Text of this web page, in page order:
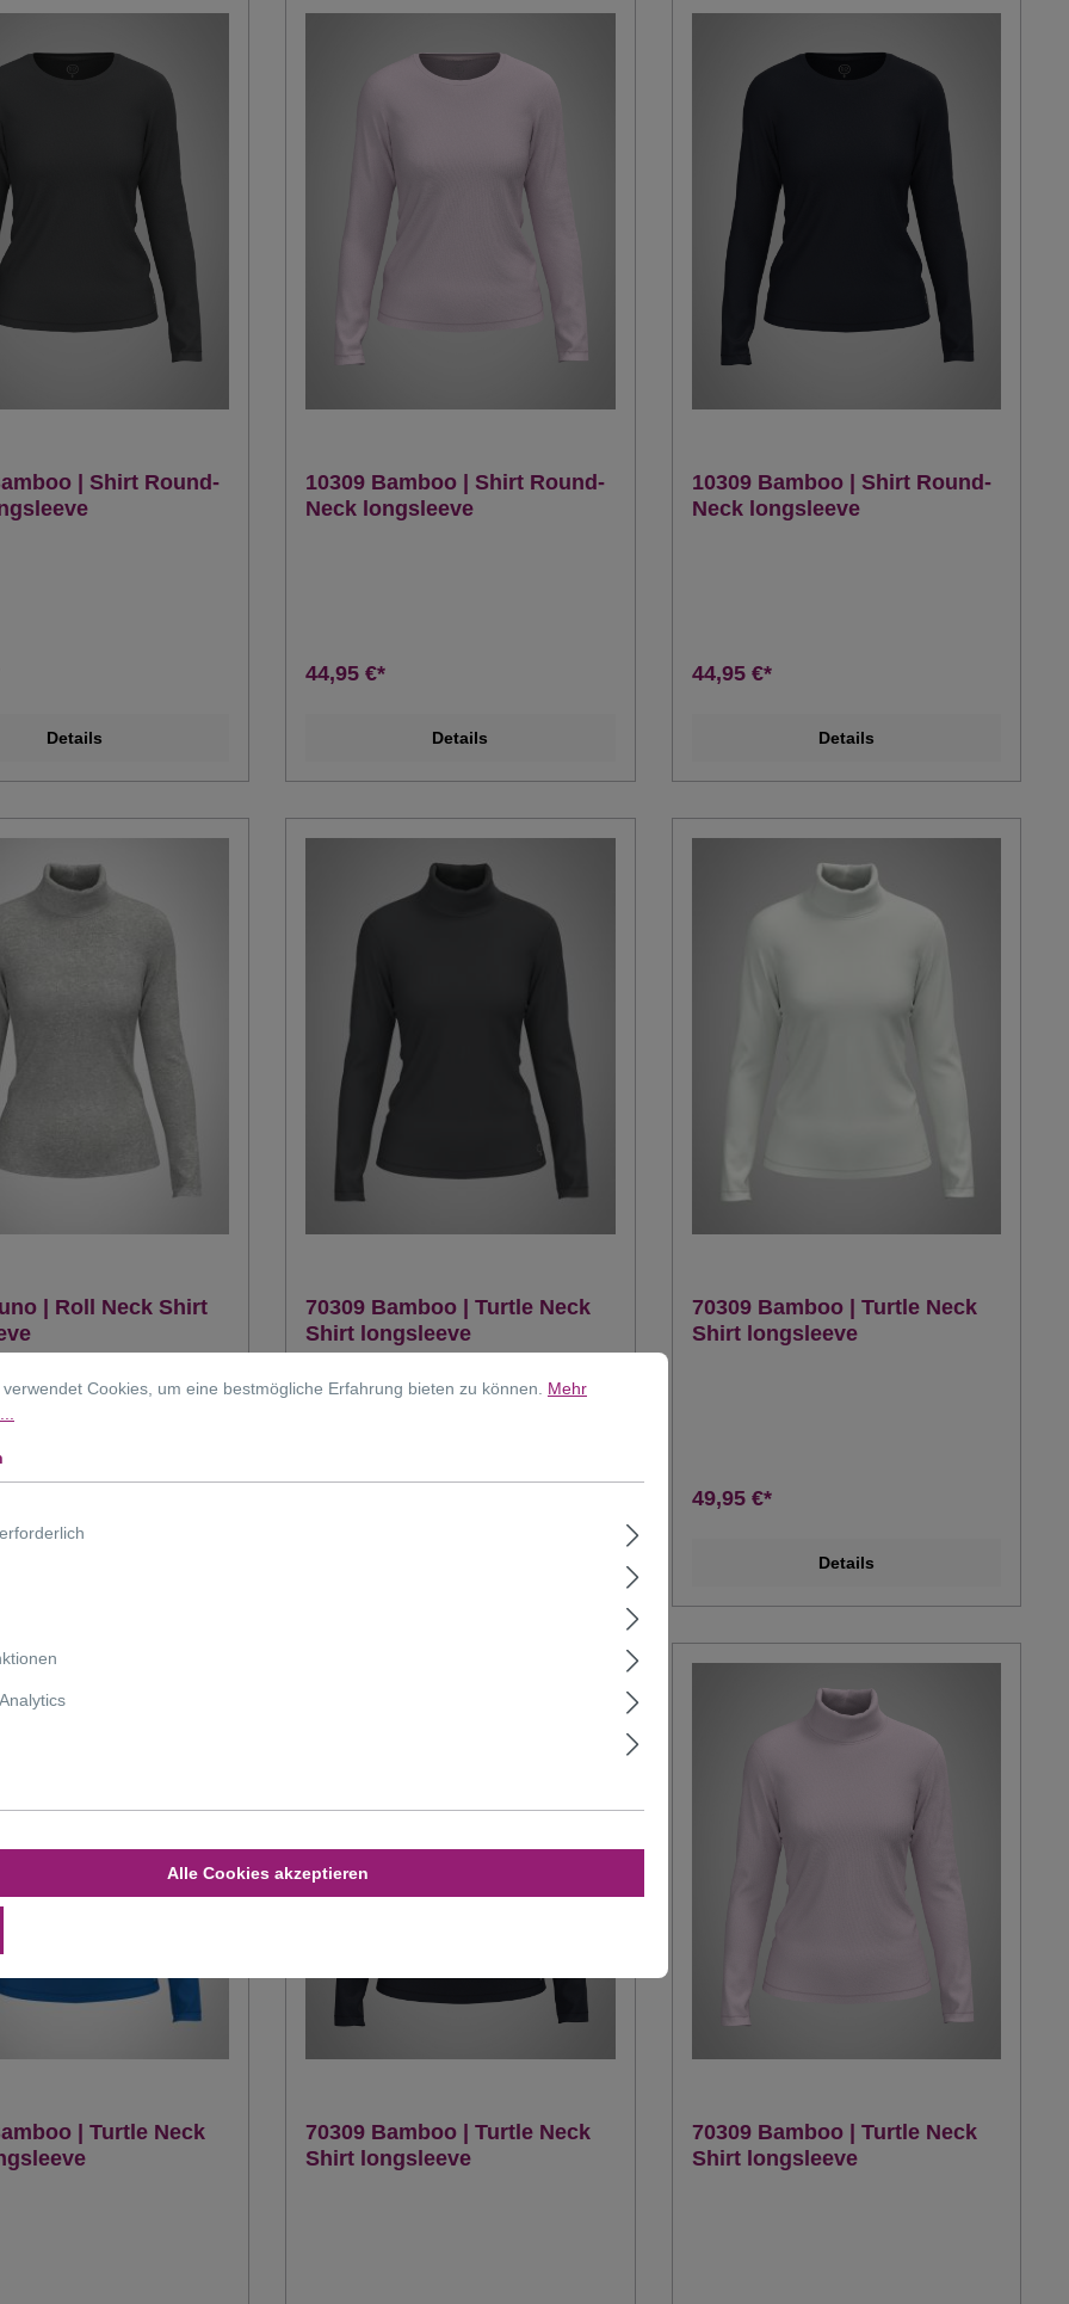
| Shirt Round-
Details
10309 Bamboo | Shirt Round-
Neck longsleeve
44,95 €*
Details
10309 Bamboo | Shirt Round-
Neck longsleeve
44,95 €*
Details
| Roll Neck Shirt
70309 Bamboo | Turtle Neck
Shirt longsleeve
70309 Bamboo | Turtle Neck
Shirt longsleeve
49,95 €*
Details
| Turtle Neck
70309 Bamboo | Turtle Neck
Shirt longsleeve
70309 Bamboo | Turtle Neck
Shirt longsleeve
Cookies, um eine bestmögliche Erfahrung bieten zu können. Mehr
Alle Cookies akzeptieren